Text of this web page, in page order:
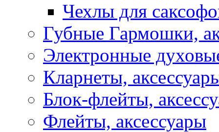
Чехлы для
Губные Гармошки,
Электронные
Кларнеты,
Блок-флейты,
Флейты, аксессуары